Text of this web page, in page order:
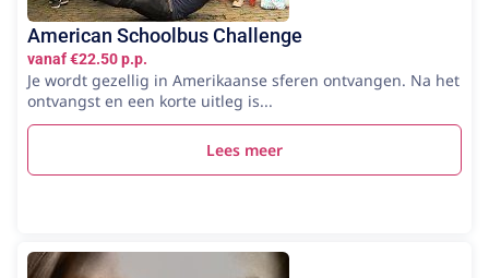
American Schoolbus Challenge
vanaf €22.50 p.p.
Je wordt gezellig in Amerikaanse sferen ontvangen. Na het
ontvangst en een korte uitleg is...
Lees meer